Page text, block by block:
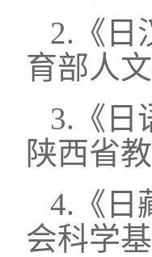
2.《日
育部人
3.《日
陕西省
4.《日
会科学